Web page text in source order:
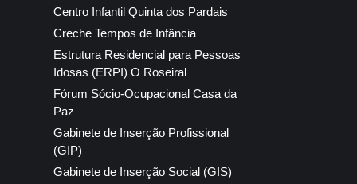
Centro Infantil Quinta dos Pardais
Creche Tempos de Infância
Estrutura Residencial para Pessoas
Idosas (ERPI) O Roseiral
Fórum Sócio-Ocupacional Casa da
Paz
Gabinete de Inserção Profissional
(GIP)
Gabinete de Inserção Social (GIS)